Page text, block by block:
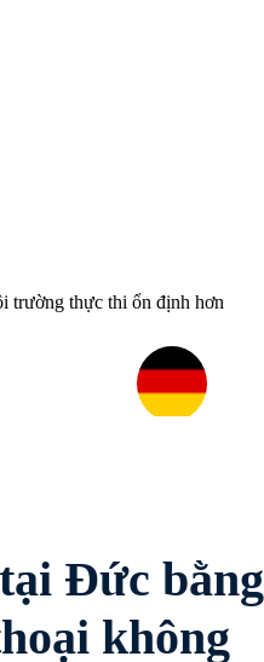
Đức bằng
không